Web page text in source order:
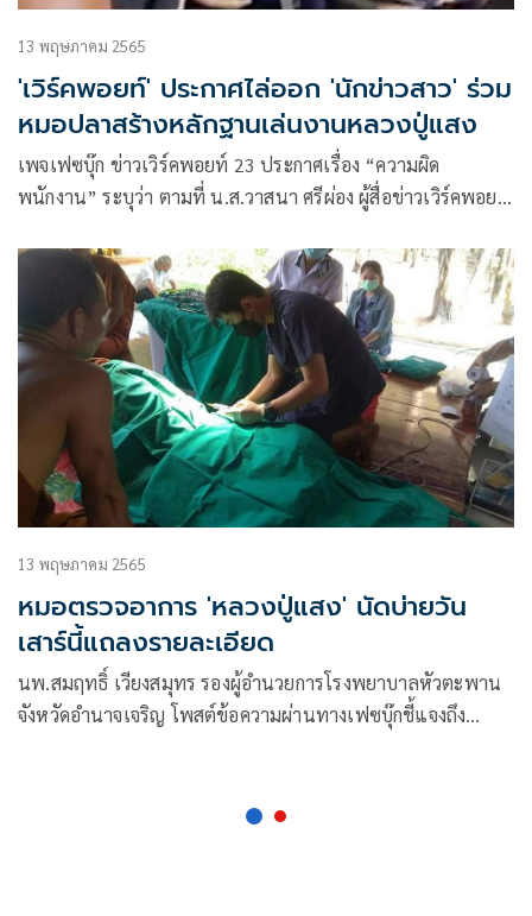
13 พฤษภาคม 2565
'เวิร์คพอยท์' ประกาศไล่ออก 'นักข่าวสาว' ร่วม
หมอปลาสร้างหลักฐานเล่นงานหลวงปู่แสง
เพจเฟซบุ๊ก ข่าวเวิร์คพอยท์ 23 ประกาศเรื่อง “ความผิด
พนักงาน” ระบุว่า ตามที่ น.ส.วาสนา ศรีผ่อง ผู้สื่อข่าวเวิร์คพอยท์
ทำข่าวของหลวงปู่แสง โดยมีความผิดดังนี้
13 พฤษภาคม 2565
หมอตรวจอาการ 'หลวงปู่แสง' นัดบ่ายวัน
เสาร์นี้แถลงรายละเอียด
นพ.สมฤทธิ์ เวียงสมุทร รองผู้อำนวยการโรงพยาบาลหัวตะพาน
จังหวัดอำนาจเจริญ โพสต์ข้อความผ่านทางเฟซบุ๊กชี้แจงถึง